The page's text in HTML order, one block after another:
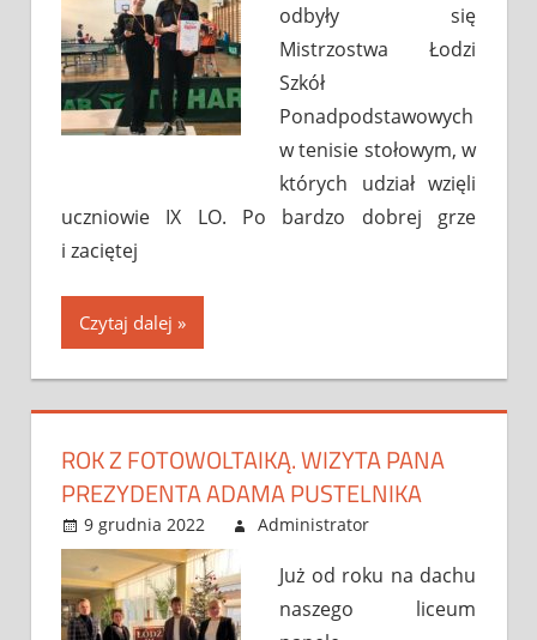
odbyły się
Mistrzostwa Łodzi
Szkół
Ponadpodstawowych
w tenisie stołowym, w
których udział wzięli
uczniowie IX LO. Po bardzo dobrej grze
i zaciętej
Czytaj dalej
ROK Z FOTOWOLTAIKĄ. WIZYTA PANA
PREZYDENTA ADAMA PUSTELNIKA
9 grudnia 2022 Administrator
Już od roku na dachu
naszego liceum